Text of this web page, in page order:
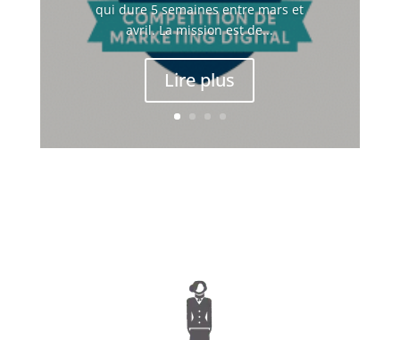
qui dure 5 semaines entre mars et
avril. La mission est de...
Lire plus